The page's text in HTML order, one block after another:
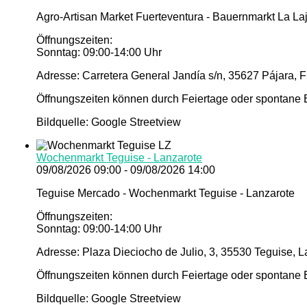
Agro-Artisan Market Fuerteventura - Bauernmarkt La
Öffnungszeiten:
Sonntag: 09:00-14:00 Uhr
Adresse: Carretera General Jandía s/n, 35627 Pájara,
Öffnungszeiten können durch Feiertage oder
Bildquelle: Google Streetview
Wochenmarkt Teguise - Lanzarote
09/08/2026 09:00 - 09/08/2026 14:00
Teguise Mercado - Wochenmarkt Teguise - Lanzarote
Öffnungszeiten:
Sonntag: 09:00-14:00 Uhr
Adresse: Plaza Dieciocho de Julio, 3, 35530 Teguise,
Öffnungszeiten können durch Feiertage oder
Bildquelle: Google Streetview